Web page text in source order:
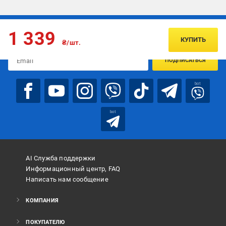
1 339 ₴/шт. КУПИТЬ
Подписывайтесь, чтобы узнавать первым об акцияx и
ПОДПИСАТЬСЯ
bot
bot
AI Служба поддержки
Информационный центр, FAQ
Написать нам сообщение
КОМПАНИЯ
ПОКУПАТЕЛЮ